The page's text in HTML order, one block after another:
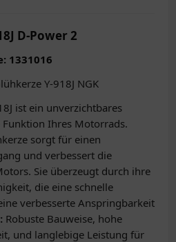
D-Power 2
1331016
Y-918J NGK
ist ein unverzichtbares
Ihres Motorrads.
sorgt für einen
und verbessert die
Sie überzeugt durch ihre
die eine schnelle
verbesserte Anspringbarkeit
Robuste Bauweise, hohe
und langlebige Leistung für